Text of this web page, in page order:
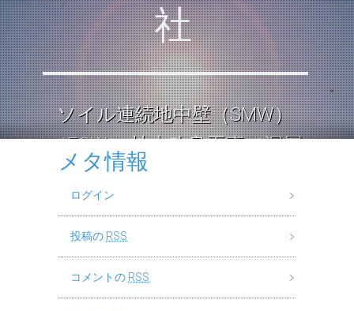
社
ソイル連続地中壁（SMW）
（ECW） 地中改良工事（深層
混合処理工法） ロックソイル
メタ情報
ログイン
投稿の RSS
コメントの RSS